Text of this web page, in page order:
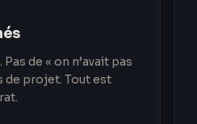
de « on n’avait pas
de projet. Tout est